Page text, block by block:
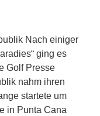
Nach einiger
ging es
Golf Presse
nahm ihren
startete um
in Punta Cana